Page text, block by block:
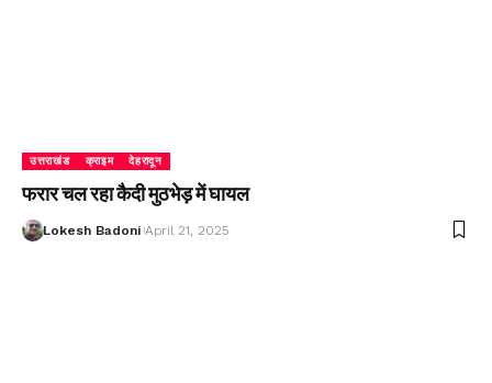
उत्तराखंड क्राइम देहरादून
फरार चल रहा कैदी मुठभेड़ में घायल
Lokesh Badoni April 21, 2025